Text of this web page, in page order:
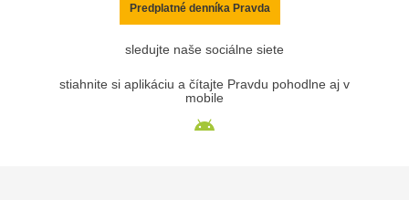
Predplatné denníka Pravda
sledujte naše sociálne siete
stiahnite si aplikáciu a čítajte Pravdu pohodlne aj v
mobile